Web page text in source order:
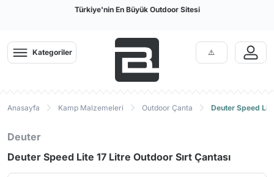
Türkiye'nin En Büyük Outdoor Sitesi
Kategoriler
Anasayfa Kamp Malzemeleri Outdoor Çanta Deuter Speed
Deuter
Deuter Speed Lite 17 Litre Outdoor Sırt Çantası